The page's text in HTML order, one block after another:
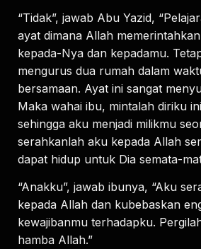
“Tidak”, jawab Abu Yazid,
ayat dimana Allah
kepada-Nya dan kepadamu.
mengurus dua rumah dalam
bersamaan. Ayat ini sangat
Maka wahai ibu, mintalah diriku
sehingga aku menjadi milikmu
serahkanlah aku kepada Allah
dapat hidup untuk Dia semata-
“Anakku”, jawab ibunya, “Aku
kepada Allah dan kubebaskan
kewajibanmu terhadapku.
hamba Allah.”